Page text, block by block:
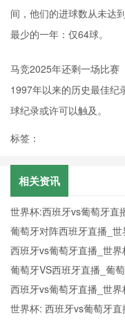
间，他们的进球数从未达
最少的一年：仅64球。
马竞2025年还剩一场比赛
1997年以来的历史最佳
球纪录或许可以触及。
标签：
相关资讯
世界杯:西班牙vs葡萄牙直
今日西班牙vs葡萄牙直播
葡萄牙对阵西班牙直播_
牙比赛直播在线无插件观
西班牙vs葡萄牙直播_世
班牙vs葡萄牙预测分析直
葡萄牙VS西班牙直播_葡
班牙实时全场直播入口
西班牙vs葡萄牙直播_世
班牙vs葡萄牙预测分析直
世界杯: 西班牙vs葡萄牙